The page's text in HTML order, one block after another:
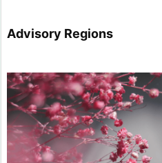
Advisory Regions